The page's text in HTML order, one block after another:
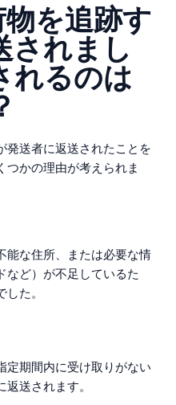
を追跡す
されまし
れるのは
発送者に返送されたことを
つかの理由が考えられま
能な住所、または必要な情
など）が不足しているた
た。
定期間内に受け取りがない
送されます。